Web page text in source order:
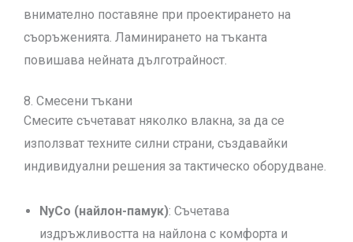
внимателно поставяне при проектирането на
съоръженията. Ламинирането на тъканта
повишава нейната дълготрайност.
8. Смесени тъкани
Смесите съчетават няколко влакна, за да се
използват техните силни страни, създавайки
индивидуални решения за тактическо оборудване.
NyCo (найлон-памук): Съчетава
издръжливостта на найлона с комфорта и